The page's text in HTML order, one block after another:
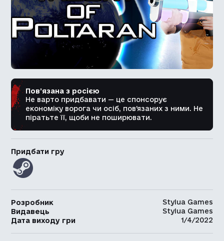
Пов’язана з росією
Не варто придбавати — це спонсорує
економіку ворога чи осіб, пов’язаних з ними. Не
піратьте її, щоби не поширювати.
Придбати гру
Розробник
Stylua Games
Видавець
Stylua Games
Дата виходу гри
1/4/2022